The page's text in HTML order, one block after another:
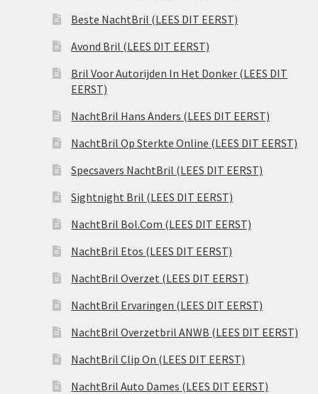
Beste NachtBril (LEES DIT EERST)
Avond Bril (LEES DIT EERST)
Bril Voor Autorijden In Het Donker (LEES DIT
EERST)
NachtBril Hans Anders (LEES DIT EERST)
NachtBril Op Sterkte Online (LEES DIT EERST)
Specsavers NachtBril (LEES DIT EERST)
Sightnight Bril (LEES DIT EERST)
NachtBril Bol.Com (LEES DIT EERST)
NachtBril Etos (LEES DIT EERST)
NachtBril Overzet (LEES DIT EERST)
NachtBril Ervaringen (LEES DIT EERST)
NachtBril Overzetbril ANWB (LEES DIT EERST)
NachtBril Clip On (LEES DIT EERST)
NachtBril Auto Dames (LEES DIT EERST)